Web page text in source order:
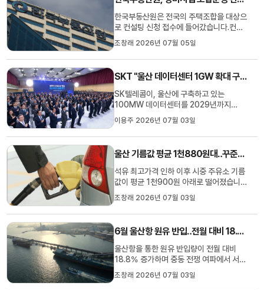
니다.특히 남구에서 286건이 거래돼 상승
세가 두드러졌는데, 대규모 입주를 앞...
한국부동산원은 전국의 주택조합을 대상으
로 컨설팅 신청 접수에 들어갔습니다.컨설
팅은 용역계약과 조합행정, 예산·회계 및
정보공개 등 조합운영 전반을 다루며, 변호
사와회계사 등 전문가 그룹이 현장을 방문
컨설팅은 설립 2년 이내 또는 시공자 선정
이전 단계의 재개발·재건...
조창래 2026년 07월 05일
SKT "울산 데이터센터 1GW 확대 구축"
SK텔레콤이, 울산에 구축하고 있는
100MW 데이터센터를 2029년까지
1GW로 확대하기로 했습니다.SK텔레콤은
오늘(7/3) 경남 진주에서 열린 영남권 첨
단산업 발전비전 국민보고회에서 이같이
밝히고, 2035년까지 영남권에 1GW를 추
가로 구축하겠다고 밝혔습니다.이 자리에
서 삼성SDI는 차세대 전고체 배터리와
BESS 투자를 울...
이용주 2026년 07월 03일
울산 기름값 평균 1천880원대‥꾸준한 내림세
석유 최고가격 인하 이후 시중 주유소 기름
값이 평균 1천900원 아래로 떨어졌습니
다.오피넷에 따르면 오늘(7/3) 오후 2시
기준 울산지역 주유소 휘발유 평균 판매가
격은 어제 보다 12.15원 떨어진 리터 당 1
천884.37원 입니다.경유 역시 10.8원 하
락한 1천880.6원을 기록하고 있으며, 재
고 소진에 따라 기름값을 내리는 주...
조창래 2026년 07월 03일
6월 울산항 원유 반입‥전월 대비 18.8% 증가
울산항을 통한 원유 반입량이 전월 대비
18.8% 증가하며 중동 전쟁 여파에서 서서
히 벗어나고 있습니다.울산세관에 따르면
6월 울산항을 통해 반입된 원유는 446만
조창래 2026년 07월 03일